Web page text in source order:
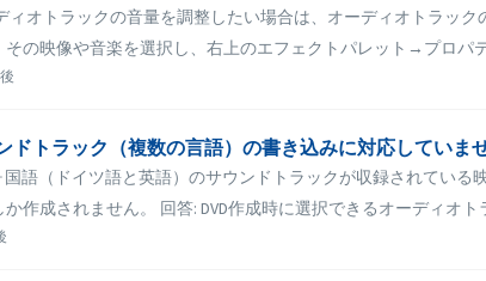
ィオトラックの音量を調整したい場合は、オーディオトラッ
その映像や音楽を選択し、右上のエフェクトパレット→プロパ
ドトラック（複数の言語）の書き込みに対応していませ
語（ドイツ語と英語）のサウンドトラックが収録されてい
作成されません。 回答: DVD作成時に選択できるオーディオ